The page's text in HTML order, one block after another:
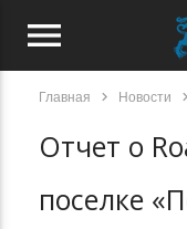
menu
Главная chevron_right Новости chevron_right
Отчет о
поселке